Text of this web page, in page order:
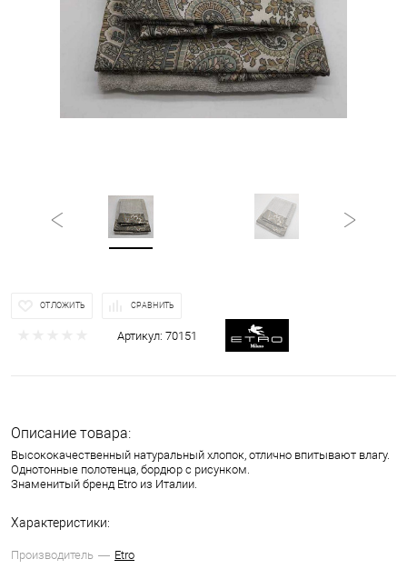
ОТЛОЖИТЬ СРАВНИТЬ
Артикул: 70151
Описание товара:
Высококачественный натуральный хлопок, отлично впитывают влагу.
Однотонные полотенца, бордюр с рисунком.
Знаменитый бренд Etro из Италии.
Характеристики:
Производитель Etro